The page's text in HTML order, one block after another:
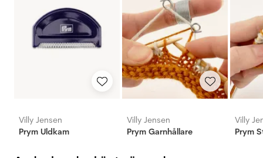
Villy Jensen
Prym Uldkam
Villy Jensen
Prym Garnhållare
Villy
Prym